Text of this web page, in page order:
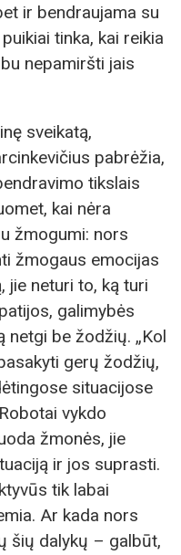
ir bendraujama su
tinka, kai reikia
nepamiršti jais
sveikatą,
pabrėžia,
tikslais
kai nėra
žmogumi: nors
žmogaus emocijas
jie neturi to, ką turi
galimybės
netgi be žodžių. „Kol
gerų žodžių,
situacijose
vykdo
žmonės, jie
ir jos suprasti.
tik labai
Ar kada nors
šių dalykų – galbūt,